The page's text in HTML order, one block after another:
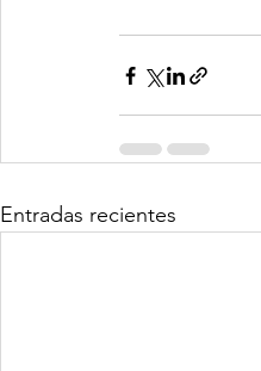
Entradas recientes